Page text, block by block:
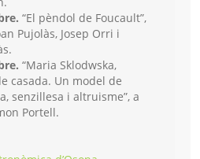
“El pèndol de Foucault”,
Pujolàs, Josep Orri i
“Maria Sklodwska,
casada. Un model de
senzillesa i altruisme”, a
Portell.